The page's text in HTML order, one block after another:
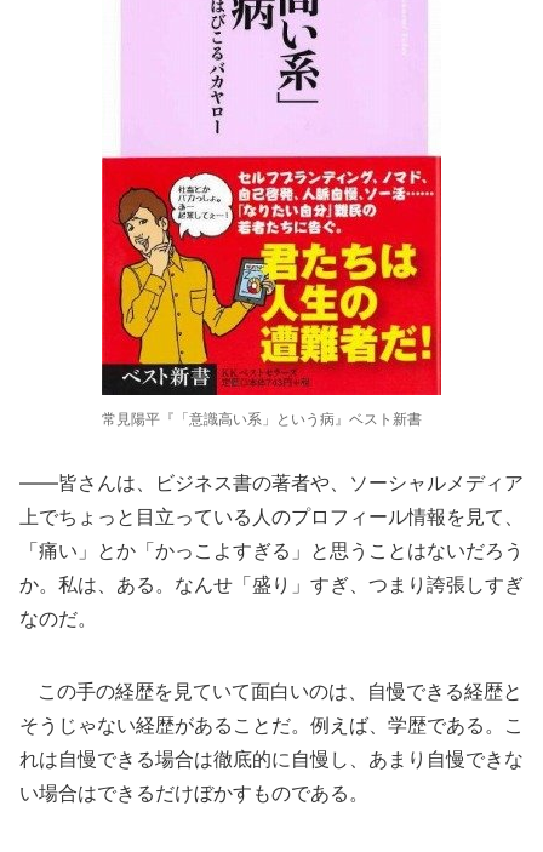
常見陽平『「意識高い系」という病』ベスト新書
――皆さんは、ビジネス書の著者や、ソーシャルメディア
上でちょっと目立っている人のプロフィール情報を見て、
「痛い」とか「かっこよすぎる」と思うことはないだろう
か。私は、ある。なんせ「盛り」すぎ、つまり誇張しすぎ
なのだ。
この手の経歴を見ていて面白いのは、自慢できる経歴と
そうじゃない経歴があることだ。例えば、学歴である。こ
れは自慢できる場合は徹底的に自慢し、あまり自慢できな
い場合はできるだけぼかすものである。